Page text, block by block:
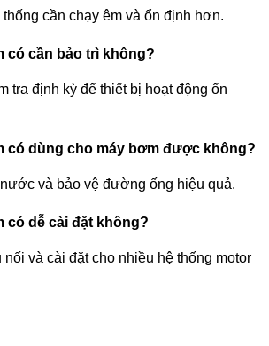
cần chạy êm và ổn định hơn.
có cần bảo trì không?
tra định kỳ để thiết bị hoạt động ổn
có dùng cho máy bơm được không?
và bảo vệ đường ống hiệu quả.
có dễ cài đặt không?
và cài đặt cho nhiều hệ thống motor